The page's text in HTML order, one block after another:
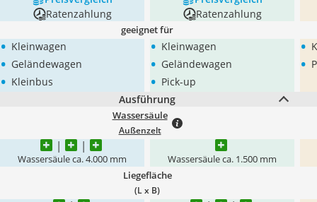
Ratenzahlung
Ratenzahlung
geeignet für
• Kleinwagen
• Geländewagen
• Kleinbus
• Kleinwagen
• Geländewagen
• Pick-up
•
•
Ausführung
Wassersäule
Außenzelt
Wassersäule ca. 4.000 mm Wassersäule ca. 1.500 mm
Liegefläche
(L x B)